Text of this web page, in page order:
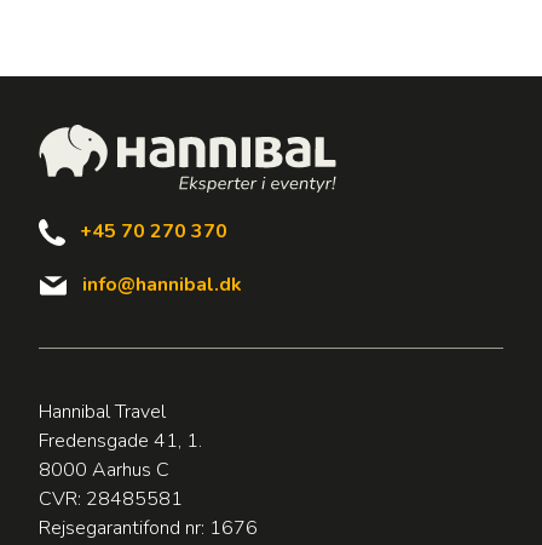
+45 70 270 370
info@hannibal.dk
Hannibal Travel
Fredensgade 41, 1.
8000 Aarhus C
CVR: 28485581
Rejsegarantifond nr: 1676